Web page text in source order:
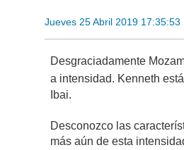
Jueves 25 Abril 2019 17:35:53
Desgraciadamente
a intensidad. Kenneth
Ibai.
Desconozco las
más aún de esta